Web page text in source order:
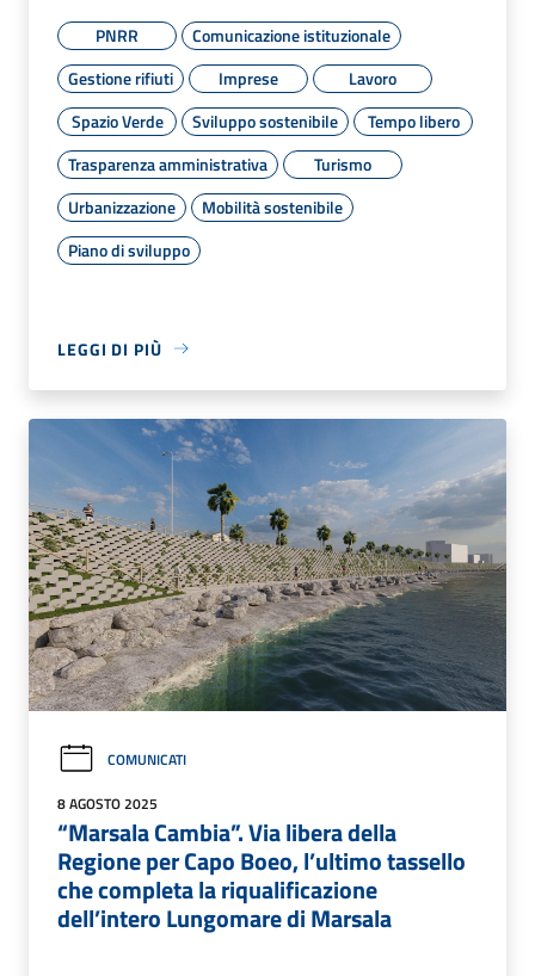
PNRR
Comunicazione istituzionale
Gestione rifiuti
Imprese
Lavoro
Spazio Verde
Sviluppo sostenibile
Tempo libero
Trasparenza amministrativa
Turismo
Urbanizzazione
Mobilità sostenibile
Piano di sviluppo
LEGGI DI PIÙ
COMUNICATI
8 AGOSTO 2025
“Marsala Cambia”. Via libera della
Regione per Capo Boeo, l’ultimo tassello
che completa la riqualificazione
dell’intero Lungomare di Marsala